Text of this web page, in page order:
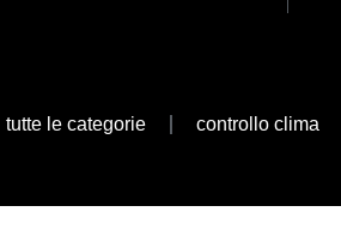
tutte le categorie controllo clima